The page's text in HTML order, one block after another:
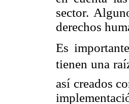
sector.
derechos
Es
tienen una
así creados